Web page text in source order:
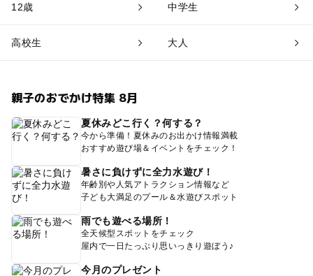
12歳 中学生
高校生 大人
親子のおでかけ特集 8月
夏休みどこ行く？何する？
今から準備！夏休みのお出かけ情報満載
おすすめ遊び場＆イベントをチェック！
暑さに負けずに全力水遊び！
年齢別や人気アトラクション情報など
子ども大満足のプール＆水遊びスポット
雨でも遊べる場所！
全天候型スポットをチェック
屋内で一日たっぷり思いっきり遊ぼう♪
今月のプレゼント